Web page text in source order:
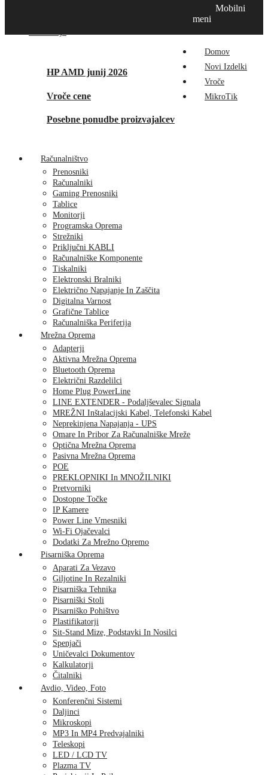
HP AMD junij 2026
Vroče cene
Posebne ponudbe proizvajalcev
Mobilni
meni
Domov
Novi Izdelki
Vroče
MikroTik
Računalništvo
Prenosniki
Računalniki
Gaming Prenosniki
Tablice
Monitorji
Programska Oprema
Strežniki
Priključni KABLI
Računalniške Komponente
Tiskalniki
Elektronski Bralniki
Električno Napajanje In Zaščita
Digitalna Varnost
Grafične Tablice
Računalniška Periferija
Mrežna Oprema
Adapterji
Aktivna Mrežna Oprema
Bluetooth Oprema
Električni Razdelilci
Home Plug PowerLine
LINE EXTENDER - Podaljševalec Signala
MREŽNI Inštalacijski Kabel, Telefonski Kabel
Neprekinjena Napajanja - UPS
Omare In Pribor Za Računalniške Mreže
Optična Mrežna Oprema
Pasivna Mrežna Oprema
POE
PREKLOPNIKI In MNOŽILNIKI
Pretvorniki
Dostopne Točke
IP Kamere
Power Line Vmesniki
Wi-Fi Ojačevalci
Dodatki Za Mrežno Opremo
Pisarniška Oprema
Aparati Za Vezavo
Giljotine In Rezalniki
Pisarniška Tehnika
Pisarniški Stoli
Pisarniško Pohištvo
Plastifikatorji
Sit-Stand Mize, Podstavki In Nosilci
Spenjači
Uničevalci Dokumentov
Kalkulatorji
Čitalniki
Avdio, Video, Foto
Konferenčni Sistemi
Daljinci
Mikroskopi
MP3 In MP4 Predvajalniki
Teleskopi
LED / LCD TV
Plazma TV